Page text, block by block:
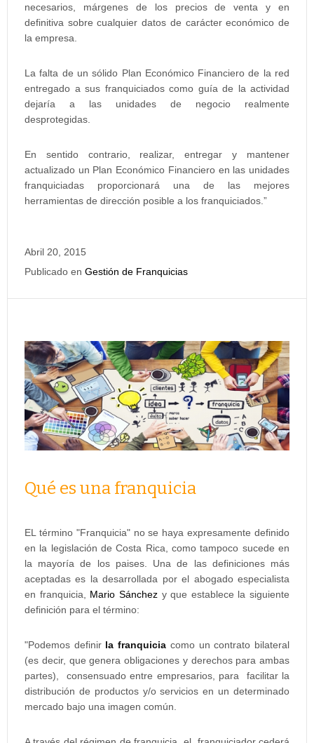
necesarios, márgenes de los precios de venta y en
definitiva sobre cualquier datos de carácter económico de
la empresa.
La falta de un sólido Plan Económico Financiero de la red
entregado a sus franquiciados como guía de la actividad
dejaría a las unidades de negocio realmente
desprotegidas.
En sentido contrario, realizar, entregar y mantener
actualizado un Plan Económico Financiero en las unidades
franquiciadas proporcionará una de las mejores
herramientas de dirección posible a los franquiciados.”
Abril 20, 2015
Publicado en Gestión de Franquicias
Qué es una franquicia
EL término "Franquicia" no se haya expresamente definido
en la legislación de Costa Rica, como tampoco sucede en
la mayoría de los paises. Una de las definiciones más
aceptadas es la desarrollada por el abogado especialista
en franquicia, Mario Sánchez y que establece la siguiente
definición para el término:
"Podemos definir la franquicia como un contrato bilateral
(es decir, que genera obligaciones y derechos para ambas
partes), consensuado entre empresarios, para facilitar la
distribución de productos y/o servicios en un determinado
mercado bajo una imagen común.